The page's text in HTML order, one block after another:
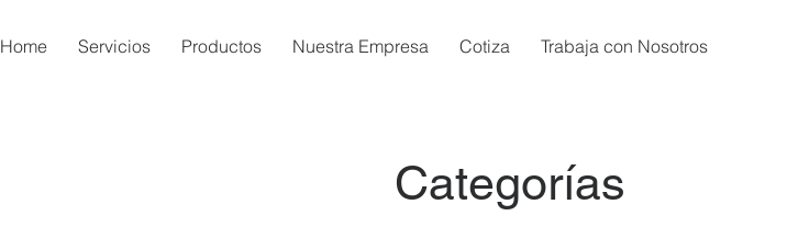
Home Servicios Productos Nuestra Empresa Cotiza Trabaja con Nosotros
Categorías